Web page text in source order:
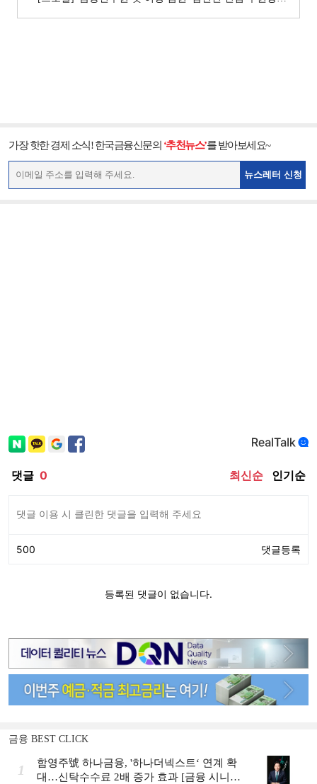
가장 핫한 경제 소식! 한국금융신문의 ‘추천뉴스’를 받아보세요~
뉴스레터 신청
금융 BEST CLICK
1
함영주號 하나금융, '하나더넥스트‘ 연계 확
대…신탁수수료 2배 증가 효과 [금융 시니어